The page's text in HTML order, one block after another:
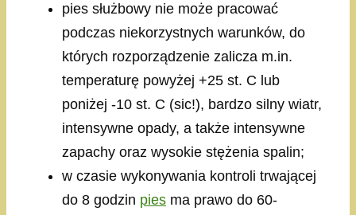
pies służbowy nie może pracować
podczas niekorzystnych warunków, do
których rozporządzenie zalicza m.in.
temperaturę powyżej +25 st. C lub
poniżej -10 st. C (sic!), bardzo silny wiatr,
intensywne opady, a także intensywne
zapachy oraz wysokie stężenia spalin;
w czasie wykonywania kontroli trwającej
do 8 godzin pies ma prawo do 60-